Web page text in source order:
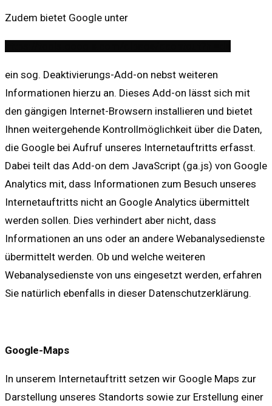
Zudem bietet Google unter
ein sog. Deaktivierungs-Add-on nebst weiteren
Informationen hierzu an. Dieses Add-on lässt sich mit
den gängigen Internet-Browsern installieren und bietet
Ihnen weitergehende Kontrollmöglichkeit über die Daten,
die Google bei Aufruf unseres Internetauftritts erfasst.
Dabei teilt das Add-on dem JavaScript (ga.js) von Google
Analytics mit, dass Informationen zum Besuch unseres
Internetauftritts nicht an Google Analytics übermittelt
werden sollen. Dies verhindert aber nicht, dass
Informationen an uns oder an andere Webanalysedienste
übermittelt werden. Ob und welche weiteren
Webanalysedienste von uns eingesetzt werden, erfahren
Sie natürlich ebenfalls in dieser Datenschutzerklärung.
Google-Maps
In unserem Internetauftritt setzen wir Google Maps zur
Darstellung unseres Standorts sowie zur Erstellung einer